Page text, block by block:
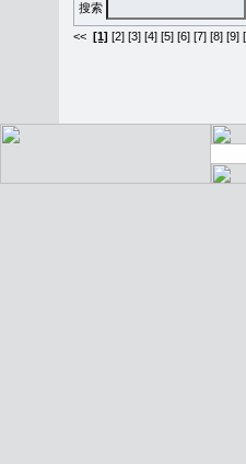
搜索
<< [1] [2] [3] [4] [5] [6] [7] [8] [9]